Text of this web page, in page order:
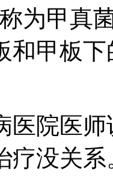
为甲真
和甲板
医院医
疗没关